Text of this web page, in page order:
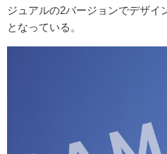
ジュアルの2バージョンでデザイ
となっている。